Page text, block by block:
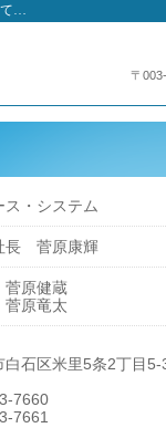
て…
〒
ス・システム
長 菅原康輝
原健蔵
竜太
白石区米里5条2丁目5-
7660
7661